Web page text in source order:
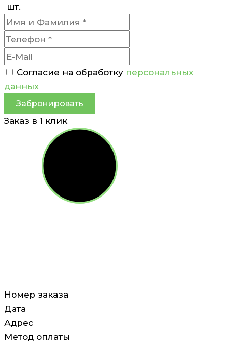
шт.
Согласие на обработку персональных
данных
Забронировать
Заказ в 1 клик
Номер заказа
Дата
Адрес
Метод оплаты